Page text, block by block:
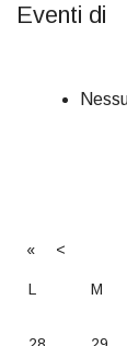
Eventi di
« <
L M